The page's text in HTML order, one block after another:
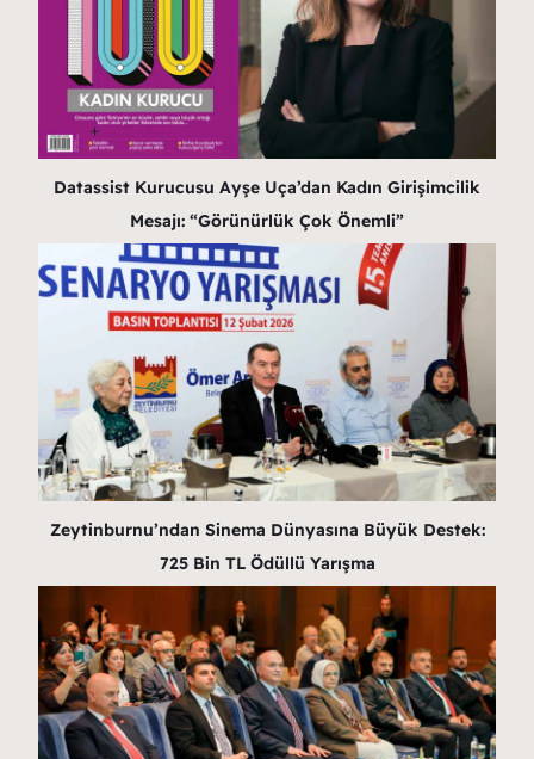
Datassist Kurucusu Ayşe Uça’dan Kadın Girişimcilik
Mesajı: “Görünürlük Çok Önemli”
Zeytinburnu’ndan Sinema Dünyasına Büyük Destek:
725 Bin TL Ödüllü Yarışma